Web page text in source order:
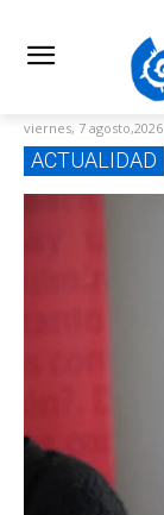
viernes, 7 agosto,2026
ACTUALIDAD